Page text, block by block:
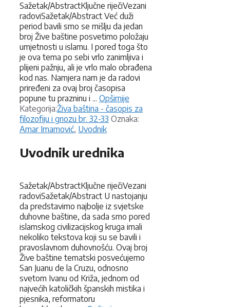
Sažetak/AbstractKljučne riječiVezani
radoviSažetak/Abstract Već duži
period bavili smo se mišlju da jedan
broj Žive baštine posvetimo položaju
umjetnosti u islamu. I pored toga što
je ova tema po sebi vrlo zanimljiva i
plijeni pažnju, ali je vrlo malo obrađena
kod nas. Namjera nam je da radovi
priređeni za ovaj broj časopisa
popune tu prazninu i ... Opširnije
Kategorija:Kategorije
Živa baština - časopis za
filozofiju i gnozu br. 32-33 Oznaka:
Amar Imamović, Uvodnik
Uvodnik urednika
Sažetak/AbstractKljučne riječiVezani
radoviSažetak/Abstract U nastojanju
da predstavimo najbolje iz svjetske
duhovne baštine, da sada smo pored
islamskog civilizacijskog kruga imali
nekoliko tekstova koji su se bavili i
pravoslavnom duhovnošću. Ovaj broj
Žive baštine tematski posvećujemo
San Juanu de la Cruzu, odnosno
svetom Ivanu od Križa, jednom od
najvećih katoličkih španskih mistika i
pjesnika, reformatoru